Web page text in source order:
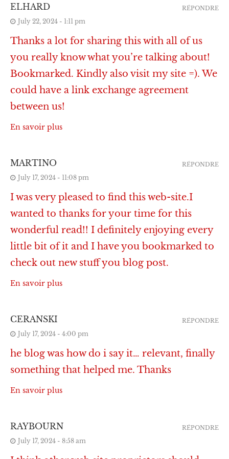
ELHARD
July 22, 2024 - 1:11 pm
Thanks a lot for sharing this with all of us
you really know what you’re talking about!
Bookmarked. Kindly also visit my site =). We
could have a link exchange agreement
between us!
En savoir plus
RÉPONDRE
MARTINO
July 17, 2024 - 11:08 pm
I was very pleased to find this web-site.I
wanted to thanks for your time for this
wonderful read!! I definitely enjoying every
little bit of it and I have you bookmarked to
check out new stuff you blog post.
En savoir plus
RÉPONDRE
CERANSKI
July 17, 2024 - 4:00 pm
he blog was how do i say it… relevant, finally
something that helped me. Thanks
En savoir plus
RÉPONDRE
RAYBOURN
July 17, 2024 - 8:58 am
RÉPONDRE